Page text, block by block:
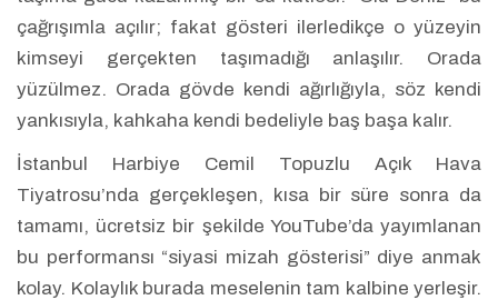
çağrışımla açılır; fakat gösteri ilerledikçe o yüzeyin
kimseyi gerçekten taşımadığı anlaşılır. Orada
yüzülmez. Orada gövde kendi ağırlığıyla, söz kendi
yankısıyla, kahkaha kendi bedeliyle baş başa kalır.
İstanbul Harbiye Cemil Topuzlu Açık Hava
Tiyatrosu’nda gerçekleşen, kısa bir süre sonra da
tamamı, ücretsiz bir şekilde YouTube’da yayımlanan
bu performansı “siyasi mizah gösterisi” diye anmak
kolay. Kolaylık burada meselenin tam kalbine yerleşir.